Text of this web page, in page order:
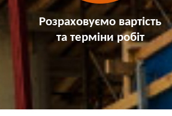
Розраховуємо вартість
та терміни робіт